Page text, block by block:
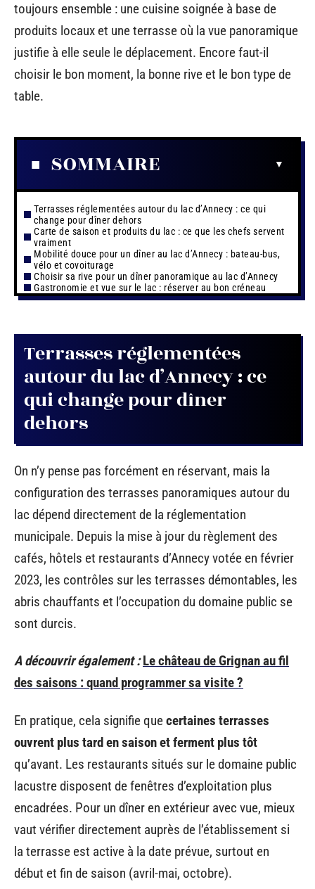
toujours ensemble : une cuisine soignée à base de
produits locaux et une terrasse où la vue panoramique
justifie à elle seule le déplacement. Encore faut-il
choisir le bon moment, la bonne rive et le bon type de
table.
SOMMAIRE
Terrasses réglementées autour du lac d’Annecy : ce qui
change pour dîner dehors
Carte de saison et produits du lac : ce que les chefs servent
vraiment
Mobilité douce pour un dîner au lac d’Annecy : bateau-bus,
vélo et covoiturage
Choisir sa rive pour un dîner panoramique au lac d’Annecy
Gastronomie et vue sur le lac : réserver au bon créneau
Terrasses réglementées
autour du lac d’Annecy : ce
qui change pour dîner
dehors
On n’y pense pas forcément en réservant, mais la
configuration des terrasses panoramiques autour du
lac dépend directement de la réglementation
municipale. Depuis la mise à jour du règlement des
cafés, hôtels et restaurants d’Annecy votée en février
2023, les contrôles sur les terrasses démontables, les
abris chauffants et l’occupation du domaine public se
sont durcis.
A découvrir également : Le château de Grignan au fil
des saisons : quand programmer sa visite ?
En pratique, cela signifie quecertaines terrasses
ouvrent plus tard en saison et ferment plus tôt
qu’avant. Les restaurants situés sur le domaine public
lacustre disposent de fenêtres d’exploitation plus
encadrées. Pour un dîner en extérieur avec vue, mieux
vaut vérifier directement auprès de l’établissement si
la terrasse est active à la date prévue, surtout en
début et fin de saison (avril-mai, octobre).